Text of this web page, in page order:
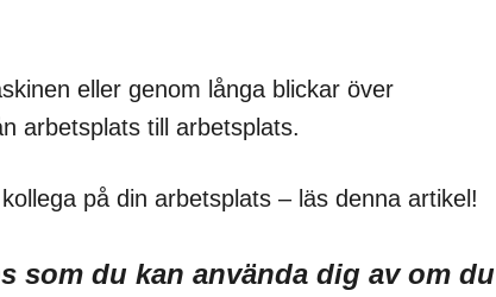
eller genom långa blickar över
arbetsplats till arbetsplats.
på din arbetsplats – läs denna artikel!
som du kan använda dig av om du